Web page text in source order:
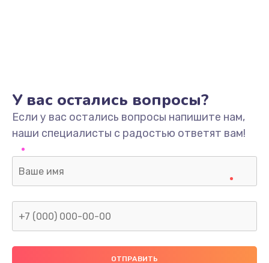
У вас остались вопросы?
Если у вас остались вопросы напишите нам,
наши специалисты с радостью ответят вам!